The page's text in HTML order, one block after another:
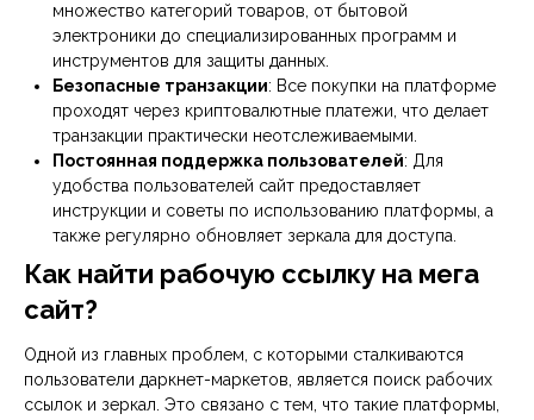
множество категорий товаров, от бытовой
электроники до специализированных программ и
инструментов для защиты данных.
Безопасные транзакции: Все покупки на платформе
проходят через криптовалютные платежи, что делает
транзакции практически неотслеживаемыми.
Постоянная поддержка пользователей: Для
удобства пользователей сайт предоставляет
инструкции и советы по использованию платформы, а
также регулярно обновляет зеркала для доступа.
Как найти рабочую ссылку на мега
сайт?
Одной из главных проблем, с которыми сталкиваются
пользователи даркнет-маркетов, является поиск рабочих
ссылок и зеркал. Это связано с тем, что такие платформы,